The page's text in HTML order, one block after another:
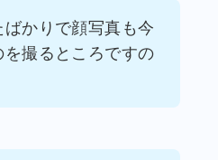
ばかりで顔写真も今
を撮るところですの